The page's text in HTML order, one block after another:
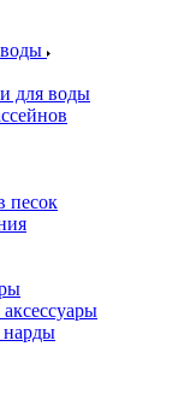
для воды
песок